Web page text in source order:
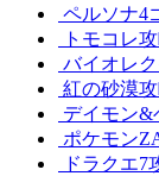
ペルソナ4
トモコレ
バイオレ
紅の砂漠
デイモン&
ポケモン
ドラクエ7